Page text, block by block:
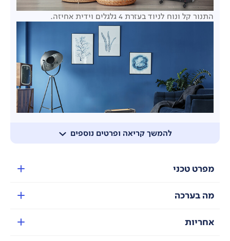
להמשך קריאה ופרטים נוספים
התנור קל ונוח לניוד בעזרת 4 גלגלים וידית אחיזה.
מפרט טכני
מה בערכה
אחריות